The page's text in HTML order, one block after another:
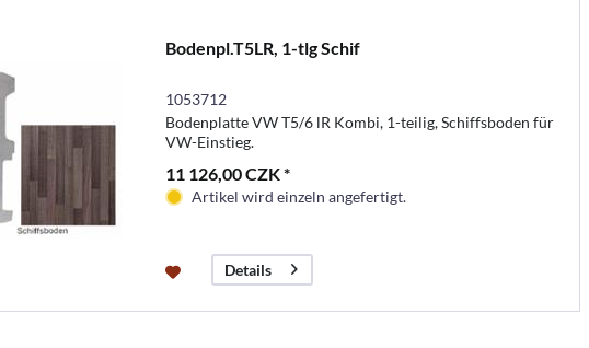
Bodenpl.T5LR, 1-tlg Schif
1053712
Bodenplatte VW T5/6 lR Kombi, 1-teilig, Schiffsboden für
VW-Einstieg.
11 126,00 CZK *
Artikel wird einzeln angefertigt.
Details